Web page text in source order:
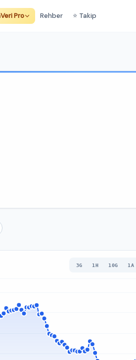
Pro Rehber ⭐ Takip
3G 1H 10G 1A